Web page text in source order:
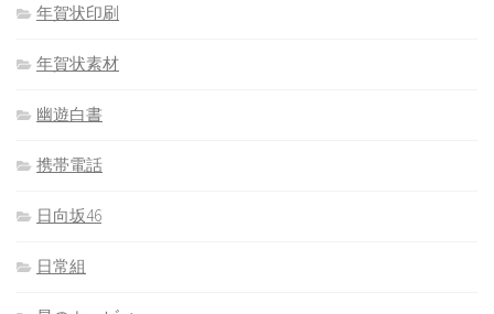
年賀状印刷
年賀状素材
幽遊白書
携帯電話
日向坂46
日常組